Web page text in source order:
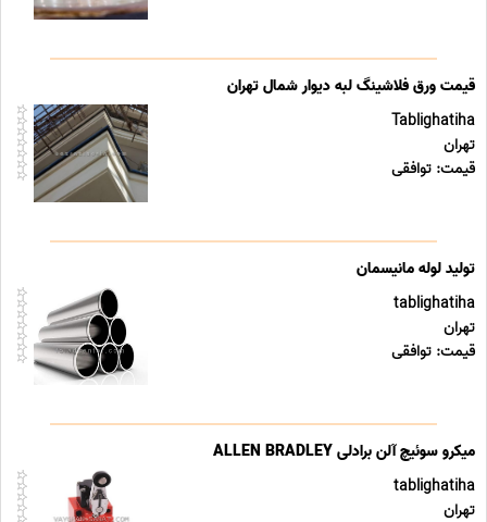
قیمت ورق فلاشینگ لبه دیوار شمال تهران
Tablighatiha
تهران
قیمت: توافقی
تولید لوله مانیسمان
tablighatiha
تهران
قیمت: توافقی
میکرو سوئیچ آلن برادلی ALLEN BRADLEY
tablighatiha
تهران